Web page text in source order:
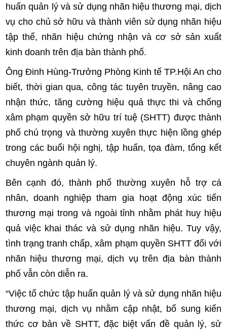
huấn quản lý và sử dụng nhãn hiệu thương mại, dịch
vụ cho chủ sở hữu và thành viên sử dụng nhãn hiệu
tập thể, nhãn hiệu chứng nhận và cơ sở sản xuất
kinh doanh trên địa bàn thành phố.
Ông Đinh Hùng-Trưởng Phòng Kinh tế TP.Hội An cho
biết, thời gian qua, công tác tuyên truyền, nâng cao
nhận thức, tăng cường hiệu quả thực thi và chống
xâm phạm quyền sở hữu trí tuệ (SHTT) được thành
phố chú trọng và thường xuyên thực hiện lồng ghép
trong các buổi hội nghị, tập huấn, tọa đàm, tổng kết
chuyên ngành quản lý.
Bên cạnh đó, thành phố thường xuyên hỗ trợ cá
nhân, doanh nghiệp tham gia hoạt động xúc tiến
thương mại trong và ngoài tỉnh nhằm phát huy hiệu
quả việc khai thác và sử dụng nhãn hiệu. Tuy vậy,
tình trạng tranh chấp, xâm phạm quyền SHTT đối với
nhãn hiệu thương mại, dịch vụ trên địa bàn thành
phố vẫn còn diễn ra.
“Việc tổ chức tập huấn quản lý và sử dụng nhãn hiệu
thương mại, dịch vụ nhằm cập nhật, bổ sung kiến
thức cơ bản về SHTT, đặc biệt vấn đề quản lý, sử